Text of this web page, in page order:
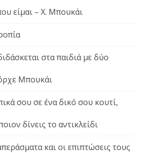
είμαι – Χ. Μπουκάι
στα παιδιά με δύο
Μπουκάι
σου σε ένα δικό σου κουτί,
δίνεις το αντικλείδι
και οι επιπτώσεις τους